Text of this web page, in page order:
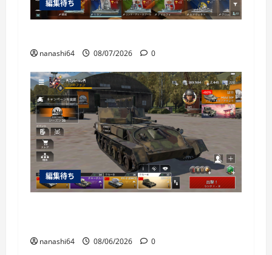
編集待ち
nanashi64 08/07/2026 0
編集待ち
nanashi64 08/06/2026 0